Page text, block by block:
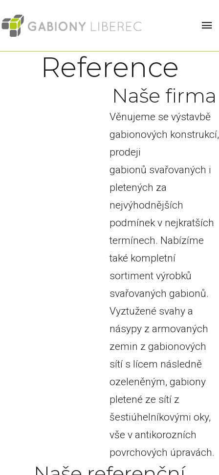
Reference
Naše firma
Věnujeme se výstavbě
gabionových konstrukcí,
prodeji
gabionů svařovaných i
pletených za
nejvýhodnějších
podmínek v nejkratších
termínech. Nabízíme
také kompletní
sortiment výrobků
svařovaných gabionů.
Vyztužené svahy a
násypy z armovaných
zemin z gabionových
sítí s lícem následně
ozeleněným, gabiony
pletené ze sítí z
šestiúhelníkovými oky,
vše v antikorozních
povrchových úpravách.